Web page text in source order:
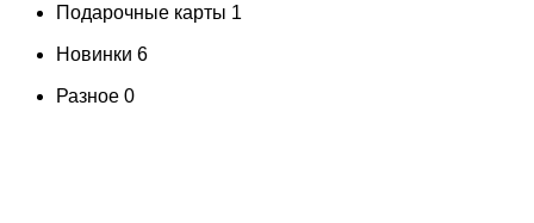
Подарочные карты 1
Новинки 6
Разное 0